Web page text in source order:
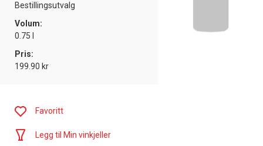
Bestillingsutvalg
Volum:
0.75 l
Pris:
199.90 kr
Favoritt
Legg til Min vinkjeller